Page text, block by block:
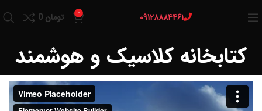
09128884461
0 تومان
کتابخانه کلاسیک و هوشمند